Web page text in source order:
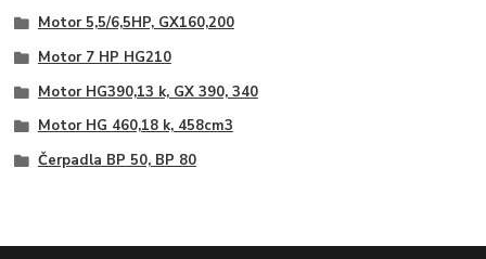
Motor 5,5/6,5HP, GX160,200
Motor 7 HP HG210
Motor HG390,13 k, GX 390, 340
Motor HG 460,18 k, 458cm3
Čerpadla BP 50, BP 80